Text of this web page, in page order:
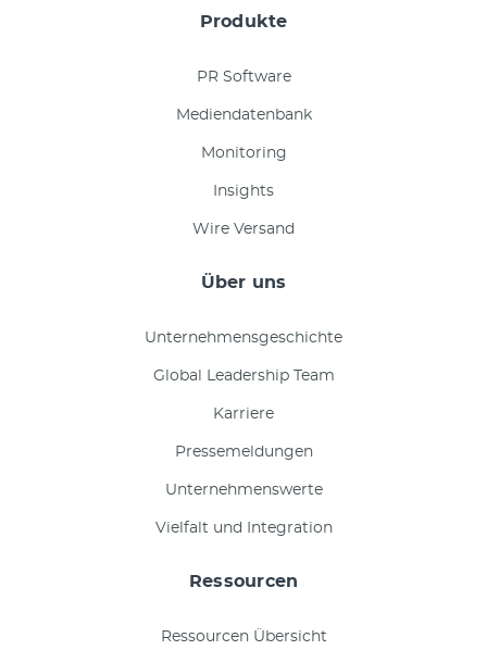
Produkte
PR Software
Mediendatenbank
Monitoring
Insights
Wire Versand
Über uns
Unternehmensgeschichte
Global Leadership Team
Karriere
Pressemeldungen
Unternehmenswerte
Vielfalt und Integration
Ressourcen
Ressourcen Übersicht